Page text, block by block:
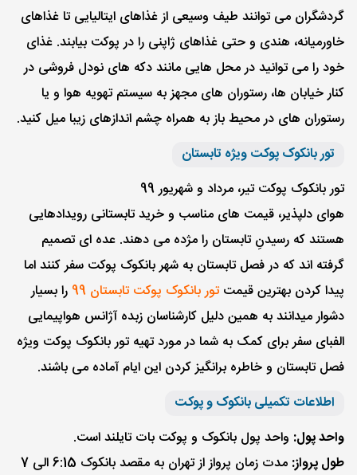
گردشگران می توانند طیف وسیعی از غذاهای ایتالیایی تا غذاهای
خاورمیانه، هندی و حتی غذاهای ژاپنی را در پوکت بیابند. غذای
خود را می توانید در محل هایی مانند دکه های نودل فروشی در
کنار خیابان ها، رستوران های مجهز به سیستم تهویه هوا و یا
رستوران های در محیط باز به همراه چشم اندازهای زیبا میل کنید.
تور بانکوک پوکت ویژه تابستان
تور بانکوک پوکت تیر، مرداد و شهریور 99
هوای دلپذیر، قیمت های مناسب و خرید تابستانی رویدادهایی
هستند که رسیدنِ تابستان را مژده می دهند. عده ای تصمیم
گرفته اند که در فصل تابستان به شهر بانکوک پوکت سفر کنند اما
پیدا کردن بهترین قیمتتور بانکوک پوکت تابستان 99
را بسیار
دشوار میدانند به همین دلیل کارشناسان زبده آژانس هواپیمایی
الفبای سفر برای کمک به شما در مورد تهیه تور بانکوک پوکت ویژه
فصل تابستان و خاطره برانگیز کردن این ایام آماده می باشند.
اطلاعات تکمیلی بانکوک و پوکت
واحد پول: واحد پول بانکوک و پوکت بات تایلند است.
طول پرواز:
مدت زمان پرواز از تهران به مقصد بانکوک 6:15 الی 7